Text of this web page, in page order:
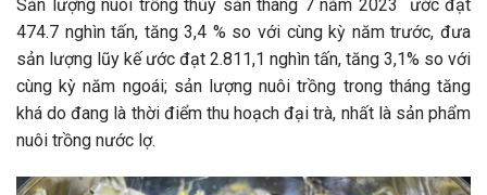
Sản lượng nuôi trồng thủy sản tháng 7 năm 2023 ước đạt
474.7 nghìn tấn, tăng 3,4 % so với cùng kỳ năm trước, đưa
sản lượng lũy kế ước đạt 2.811,1 nghìn tấn, tăng 3,1% so với
cùng kỳ năm ngoái; sản lượng nuôi trồng trong tháng tăng
khá do đang là thời điểm thu hoạch đại trà, nhất là sản phẩm
nuôi trồng nước lợ.